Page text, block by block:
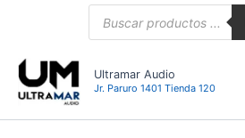
Ultramar Audio
Jr. Paruro 1401 Tienda 120